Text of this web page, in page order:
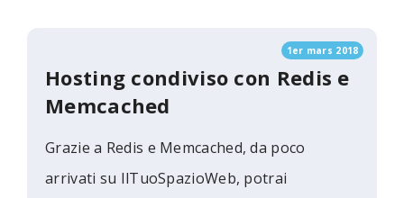
1er mars 2018
Hosting condiviso con Redis e
Memcached
Grazie a Redis e Memcached, da poco
arrivati ​​su IlTuoSpazioWeb, potrai